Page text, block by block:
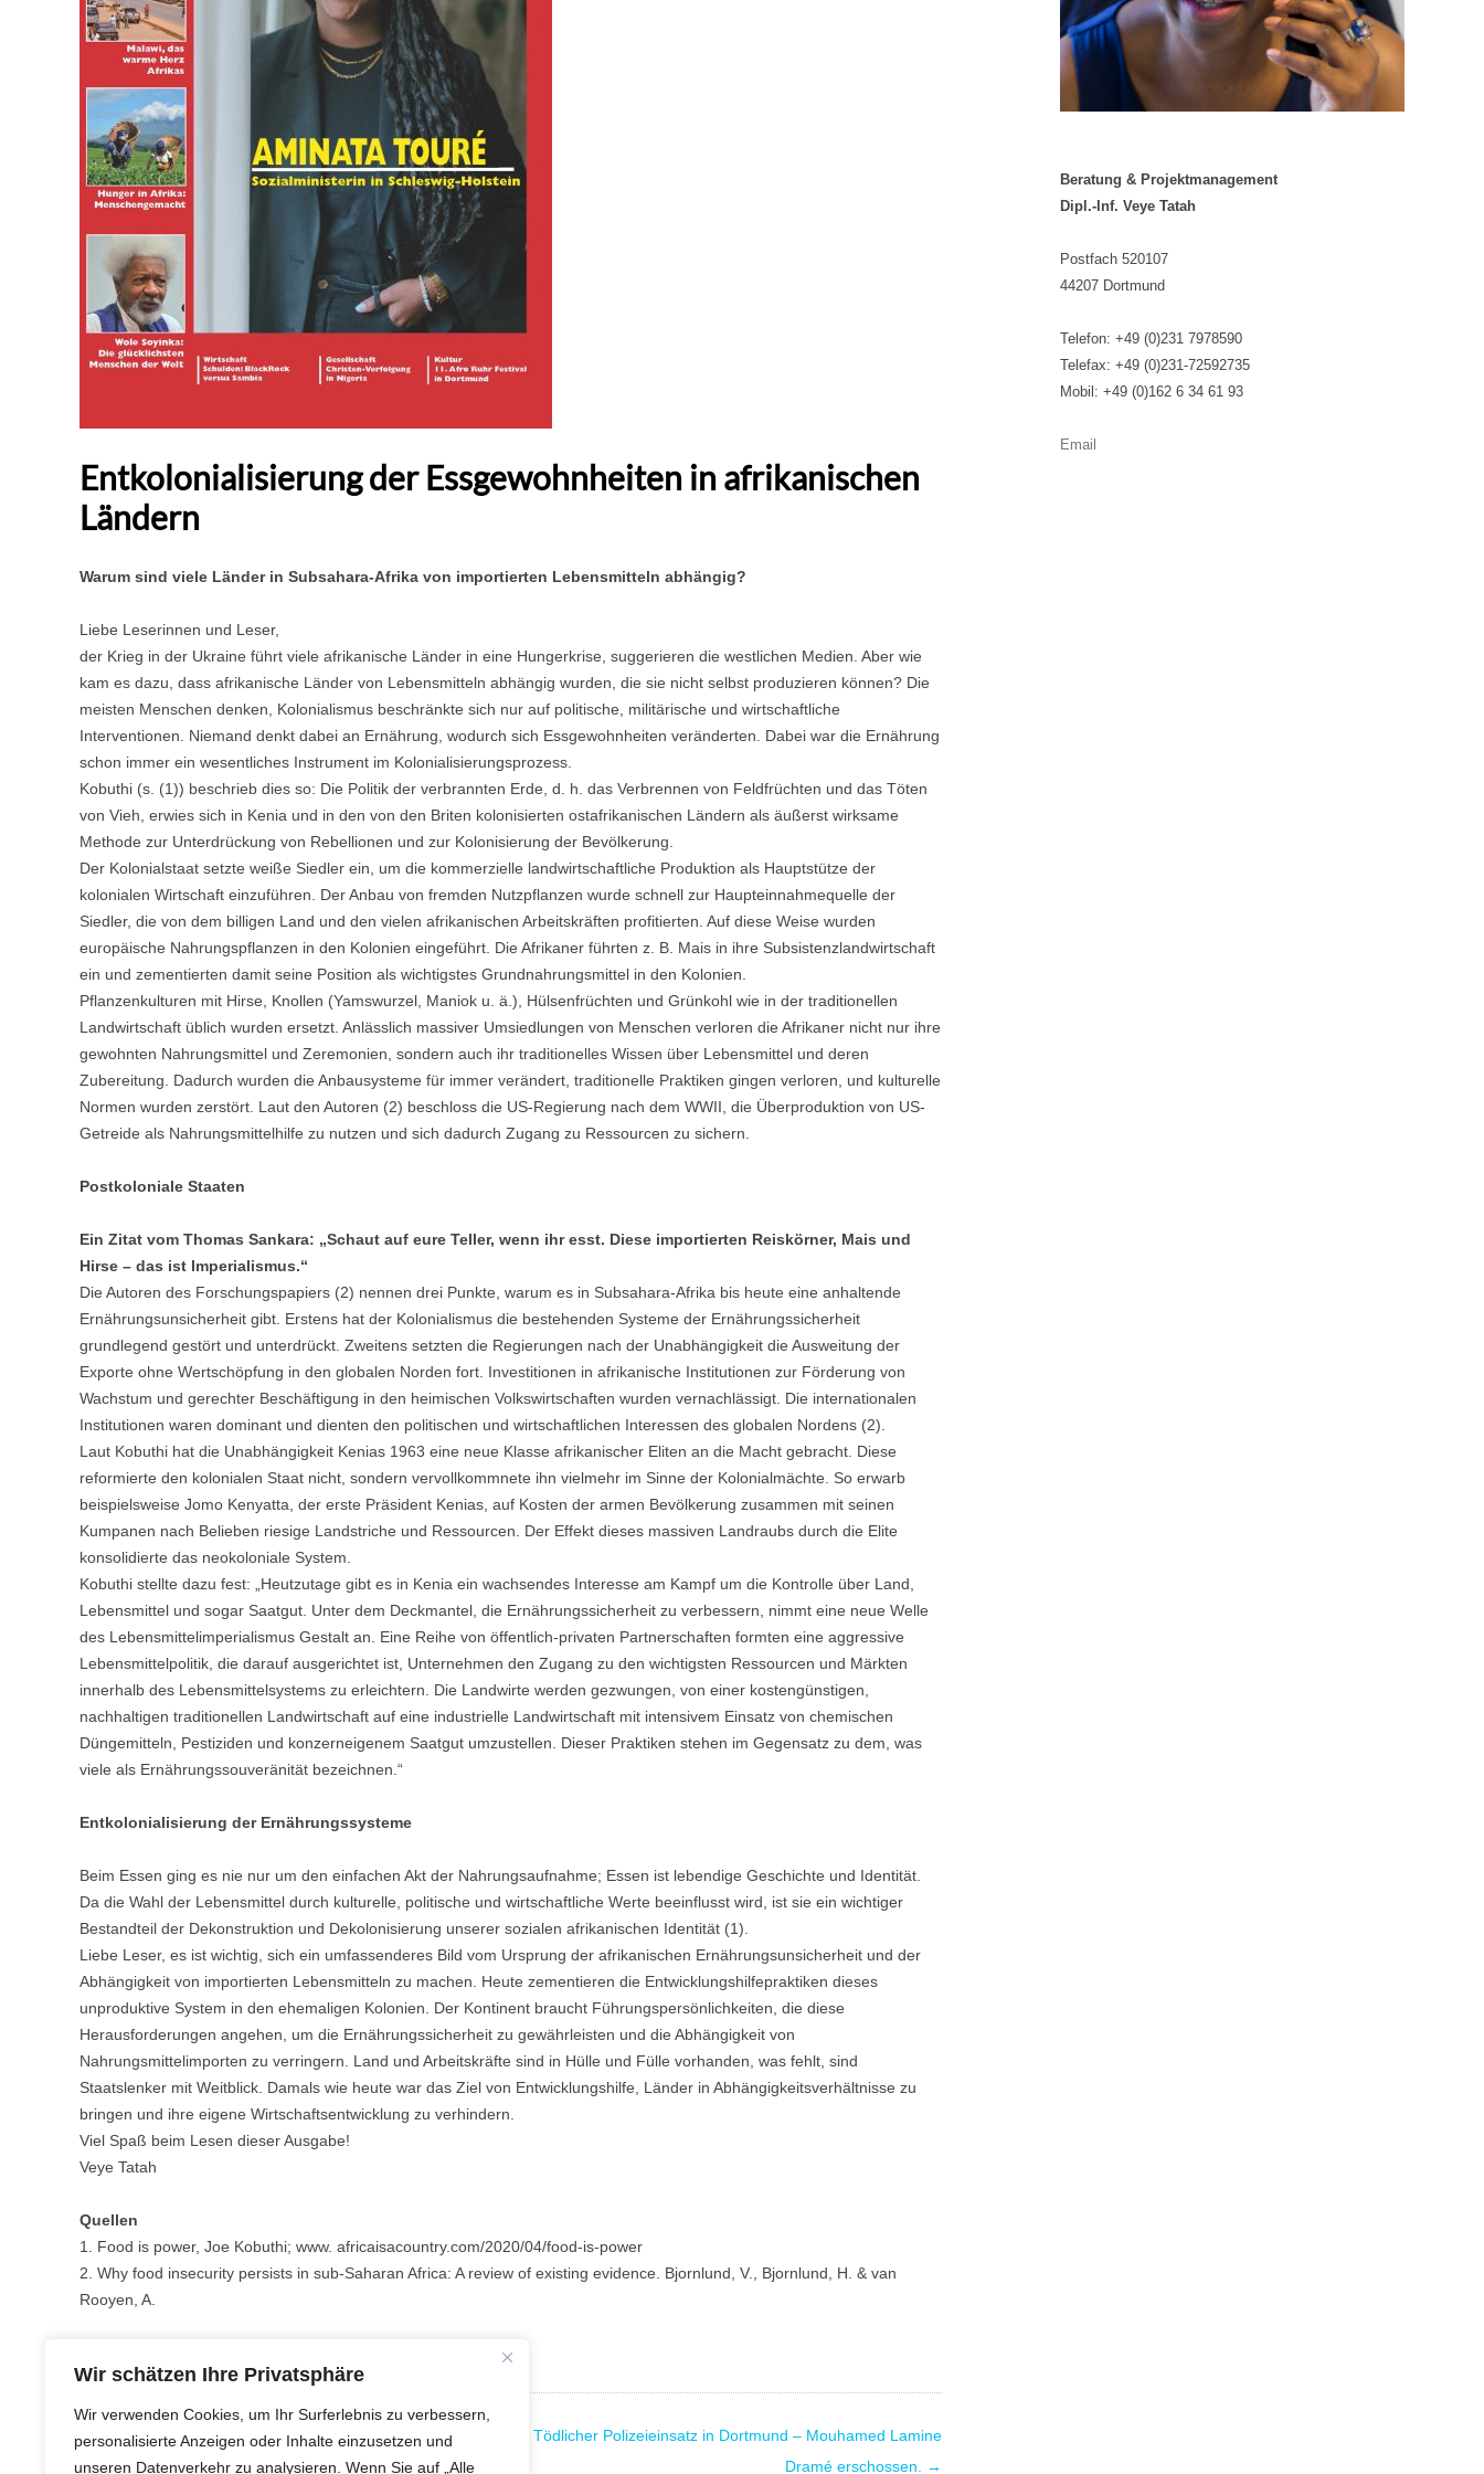
Wir schätzen Ihre Privatsphäre
Wir verwenden Cookies, um Ihr Surferlebnis zu verbessern,
personalisierte Anzeigen oder Inhalte einzusetzen und
unseren Datenverkehr zu analysieren. Wenn Sie auf „Alle
Entkolonialisierung der Essgewohnheiten in afrikanischen
Ländern
Warum sind viele Länder in Subsahara-Afrika von importierten Lebensmitteln abhängig?
Liebe Leserinnen und Leser,
der Krieg in der Ukraine führt viele afrikanische Länder in eine Hungerkrise, suggerieren die westlichen Medien. Aber wie
kam es dazu, dass afrikanische Länder von Lebensmitteln abhängig wurden, die sie nicht selbst produzieren können? Die
meisten Menschen denken, Kolonialismus beschränkte sich nur auf politische, militärische und wirtschaftliche
Interventionen. Niemand denkt dabei an Ernährung, wodurch sich Essgewohnheiten veränderten. Dabei war die Ernährung
schon immer ein wesentliches Instrument im Kolonialisierungsprozess.
Kobuthi (s. (1)) beschrieb dies so: Die Politik der verbrannten Erde, d. h. das Verbrennen von Feldfrüchten und das Töten
von Vieh, erwies sich in Kenia und in den von den Briten kolonisierten ostafrikanischen Ländern als äußerst wirksame
Methode zur Unterdrückung von Rebellionen und zur Kolonisierung der Bevölkerung.
Der Kolonialstaat setzte weiße Siedler ein, um die kommerzielle landwirtschaftliche Produktion als Hauptstütze der
kolonialen Wirtschaft einzuführen. Der Anbau von fremden Nutzpflanzen wurde schnell zur Haupteinnahmequelle der
Siedler, die von dem billigen Land und den vielen afrikanischen Arbeitskräften profitierten. Auf diese Weise wurden
europäische Nahrungspflanzen in den Kolonien eingeführt. Die Afrikaner führten z. B. Mais in ihre Subsistenzlandwirtschaft
ein und zementierten damit seine Position als wichtigstes Grundnahrungsmittel in den Kolonien.
Pflanzenkulturen mit Hirse, Knollen (Yamswurzel, Maniok u. ä.), Hülsenfrüchten und Grünkohl wie in der traditionellen
Landwirtschaft üblich wurden ersetzt. Anlässlich massiver Umsiedlungen von Menschen verloren die Afrikaner nicht nur ihre
gewohnten Nahrungsmittel und Zeremonien, sondern auch ihr traditionelles Wissen über Lebensmittel und deren
Zubereitung. Dadurch wurden die Anbausysteme für immer verändert, traditionelle Praktiken gingen verloren, und kulturelle
Normen wurden zerstört. Laut den Autoren (2) beschloss die US-Regierung nach dem WWII, die Überproduktion von US-
Getreide als Nahrungsmittelhilfe zu nutzen und sich dadurch Zugang zu Ressourcen zu sichern.
Postkoloniale Staaten
Ein Zitat vom Thomas Sankara: „Schaut auf eure Teller, wenn ihr esst. Diese importierten Reiskörner, Mais und
Hirse – das ist Imperialismus.“
Die Autoren des Forschungspapiers (2) nennen drei Punkte, warum es in Subsahara-Afrika bis heute eine anhaltende
Ernährungsunsicherheit gibt. Erstens hat der Kolonialismus die bestehenden Systeme der Ernährungssicherheit
grundlegend gestört und unterdrückt. Zweitens setzten die Regierungen nach der Unabhängigkeit die Ausweitung der
Exporte ohne Wertschöpfung in den globalen Norden fort. Investitionen in afrikanische Institutionen zur Förderung von
Wachstum und gerechter Beschäftigung in den heimischen Volkswirtschaften wurden vernachlässigt. Die internationalen
Institutionen waren dominant und dienten den politischen und wirtschaftlichen Interessen des globalen Nordens (2).
Laut Kobuthi hat die Unabhängigkeit Kenias 1963 eine neue Klasse afrikanischer Eliten an die Macht gebracht. Diese
reformierte den kolonialen Staat nicht, sondern vervollkommnete ihn vielmehr im Sinne der Kolonialmächte. So erwarb
beispielsweise Jomo Kenyatta, der erste Präsident Kenias, auf Kosten der armen Bevölkerung zusammen mit seinen
Kumpanen nach Belieben riesige Landstriche und Ressourcen. Der Effekt dieses massiven Landraubs durch die Elite
konsolidierte das neokoloniale System.
Kobuthi stellte dazu fest: „Heutzutage gibt es in Kenia ein wachsendes Interesse am Kampf um die Kontrolle über Land,
Lebensmittel und sogar Saatgut. Unter dem Deckmantel, die Ernährungssicherheit zu verbessern, nimmt eine neue Welle
des Lebensmittelimperialismus Gestalt an. Eine Reihe von öffentlich-privaten Partnerschaften formten eine aggressive
Lebensmittelpolitik, die darauf ausgerichtet ist, Unternehmen den Zugang zu den wichtigsten Ressourcen und Märkten
innerhalb des Lebensmittelsystems zu erleichtern. Die Landwirte werden gezwungen, von einer kostengünstigen,
nachhaltigen traditionellen Landwirtschaft auf eine industrielle Landwirtschaft mit intensivem Einsatz von chemischen
Düngemitteln, Pestiziden und konzerneigenem Saatgut umzustellen. Dieser Praktiken stehen im Gegensatz zu dem, was
viele als Ernährungssouveränität bezeichnen.“
Entkolonialisierung der Ernährungssysteme
Beim Essen ging es nie nur um den einfachen Akt der Nahrungsaufnahme; Essen ist lebendige Geschichte und Identität.
Da die Wahl der Lebensmittel durch kulturelle, politische und wirtschaftliche Werte beeinflusst wird, ist sie ein wichtiger
Bestandteil der Dekonstruktion und Dekolonisierung unserer sozialen afrikanischen Identität (1).
Liebe Leser, es ist wichtig, sich ein umfassenderes Bild vom Ursprung der afrikanischen Ernährungsunsicherheit und der
Abhängigkeit von importierten Lebensmitteln zu machen. Heute zementieren die Entwicklungshilfepraktiken dieses
unproduktive System in den ehemaligen Kolonien. Der Kontinent braucht Führungspersönlichkeiten, die diese
Herausforderungen angehen, um die Ernährungssicherheit zu gewährleisten und die Abhängigkeit von
Nahrungsmittelimporten zu verringern. Land und Arbeitskräfte sind in Hülle und Fülle vorhanden, was fehlt, sind
Staatslenker mit Weitblick. Damals wie heute war das Ziel von Entwicklungshilfe, Länder in Abhängigkeitsverhältnisse zu
bringen und ihre eigene Wirtschaftsentwicklung zu verhindern.
Viel Spaß beim Lesen dieser Ausgabe!
Veye Tatah
Quellen
1. Food is power, Joe Kobuthi; www. africaisacountry.com/2020/04/food-is-power
2. Why food insecurity persists in sub-Saharan Africa: A review of existing evidence. Bjornlund, V., Bjornlund, H. & van
Rooyen, A.
Post
navigation
←Wer ist moralisch in der Lage, ein Land wegen
Kriegsverbrechen und Verbrechen gegen die Menschlichkeit
Tödlicher Polizeieinsatz in Dortmund – Mouhamed Lamine
Dramé erschossen.
→
Beratung & Projektmanagement
Dipl.-Inf. Veye Tatah
Postfach 520107
44207 Dortmund
Telefon: +49 (0)231 7978590
Telefax: +49 (0)231-72592735
Mobil: +49 (0)162 6 34 61 93
Email